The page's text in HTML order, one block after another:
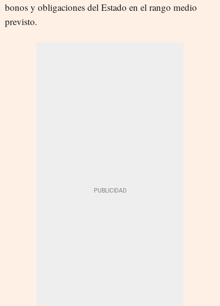
bonos y obligaciones del Estado en el rango medio
previsto.